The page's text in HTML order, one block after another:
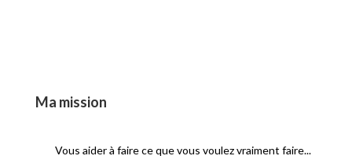
Ma mission
Vous aider à faire ce que vous voulez vraiment faire...